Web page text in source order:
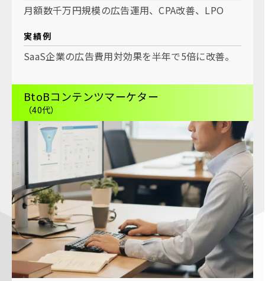
月額数千万円規模の広告運用、CPA改善、LPO
実績例
SaaS企業の広告費用対効果を半年で5倍に改善。
BtoBコンテンツマーケター
（40代）